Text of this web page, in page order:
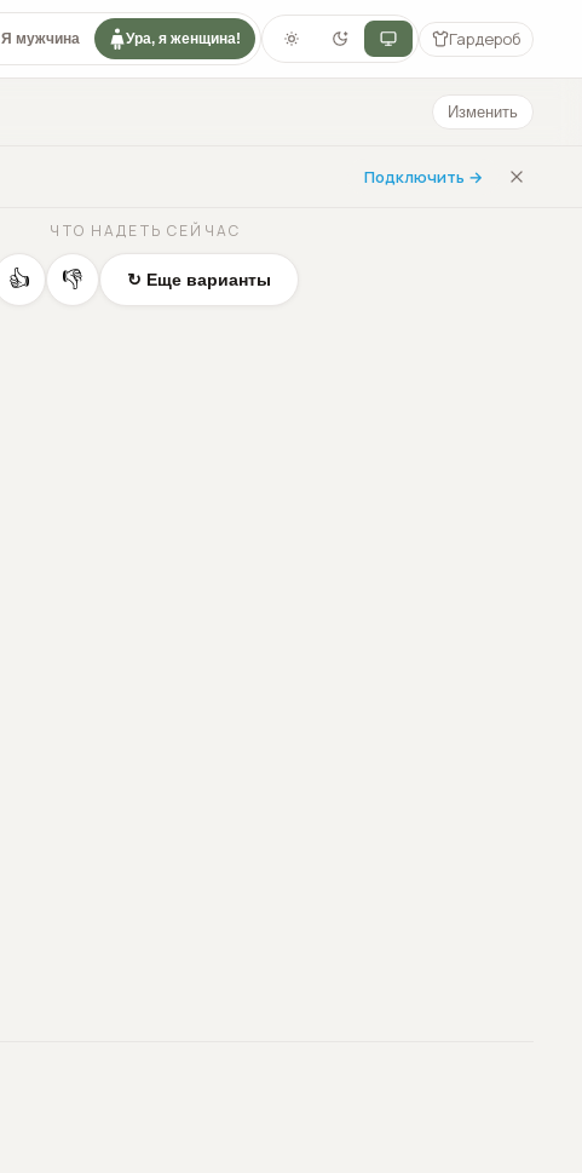
Я мужчина Ура, я женщина! Гардероб
Изменить
Подключить →
ЧТО НАДЕТЬ СЕЙЧАС
👍 👎 ↻ Еще варианты